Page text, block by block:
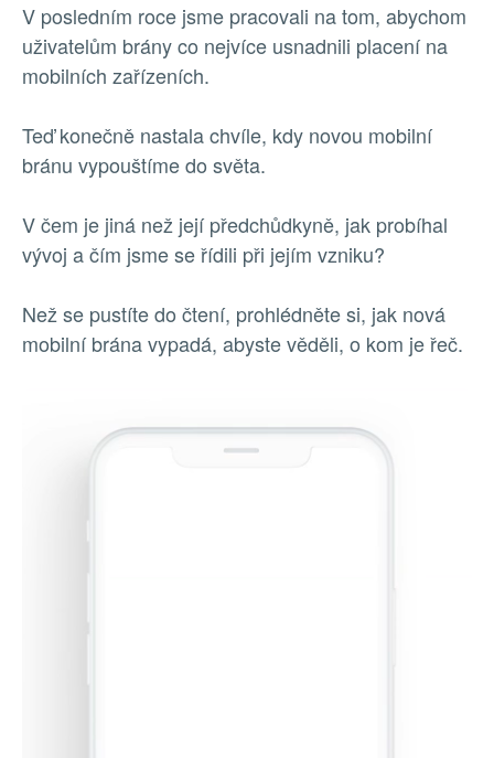
V posledním roce jsme pracovali na tom, abychom
uživatelům brány co nejvíce usnadnili placení na
mobilních zařízeních.
Teď konečně nastala chvíle, kdy novou mobilní
bránu vypouštíme do světa.
V čem je jiná než její předchůdkyně, jak probíhal
vývoj a čím jsme se řídili při jejím vzniku?
Než se pustíte do čtení, prohlédněte si, jak nová
mobilní brána vypadá, abyste věděli, o kom je řeč.